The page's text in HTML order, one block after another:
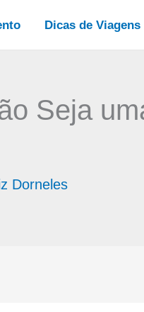
Dicas de Viagens
Seja
Dorneles